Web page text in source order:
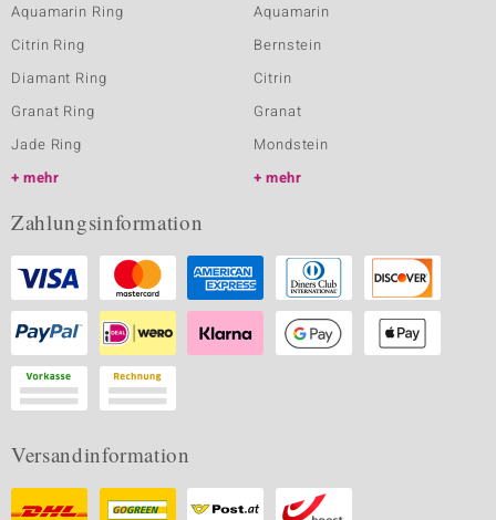
Aquamarin Ring
Citrin Ring
Diamant Ring
Granat Ring
Jade Ring
mehr
Aquamarin
Bernstein
Citrin
Granat
Mondstein
mehr
Zahlungsinformation
Versandinformation